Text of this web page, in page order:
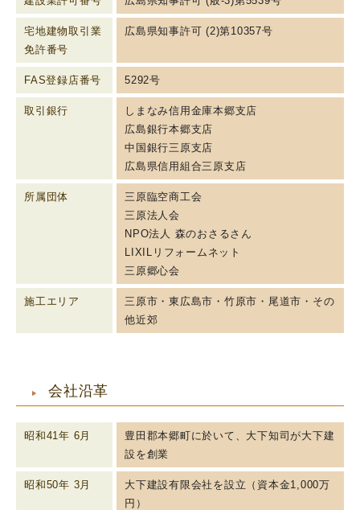
宅地建物取引業
免許番号
広島県知事許可 (2)第10357号
FAS登録店番号 5292号
取引銀行
しまなみ信用金庫本郷支店
広島銀行本郷支店
中国銀行三原支店
広島県信用組合三原支店
所属団体
三原臨空商工会
三原法人会
NPO法人 森のおさるさん
LIXILリフォームネット
三原郷心会
施工エリア
三原市・東広島市・竹原市・尾道市・その
他近郊
会社沿革
昭和41年 6月
豊田郡本郷町に於いて、大下知司が大下建
設を創業
昭和50年 3月
大下建設有限会社を設立（資本金1,000万
円）